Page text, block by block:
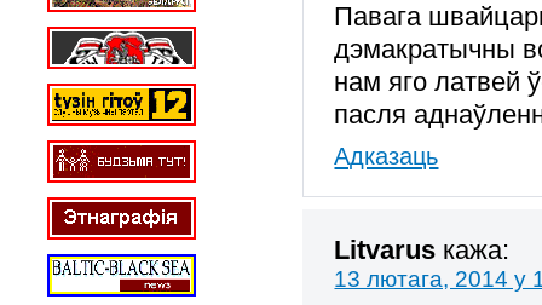
Павага
дэмакратычны
нам яго латвей
пасля
Адказаць
Litvarus кажа:
13 лютага, 2014 у